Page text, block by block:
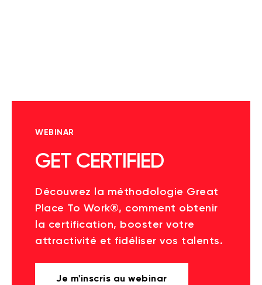
WEBINAR
GET CERTIFIED
Découvrez la méthodologie Great
Place To Work®, comment obtenir
la certification, booster votre
attractivité et fidéliser vos talents.
Je m'inscris au webinar